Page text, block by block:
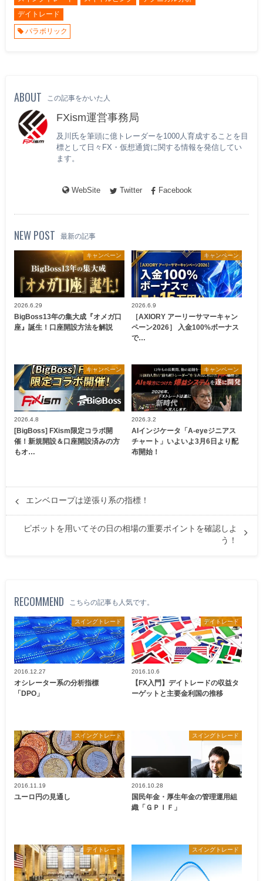
デイトレード
パラボリック
ABOUT この記事をかいた人
FXism運営事務局
及川氏を筆頭に億トレーダーを1000人育成することを目
標として日々FX・仮想通貨に関する情報を発信してい
ます。
WebSite Twitter Facebook
NEW POST 最新の記事
キャンペーン
2026.6.29
BigBoss13年の集大成『オメガ口
座』誕生！口座開設方法を解説
キャンペーン
2026.6.9
［AXIORY アーリーサマーキャン
ペーン2026］ 入金100%ボーナス
で…
キャンペーン
2026.4.8
[BigBoss] FXism限定コラボ開
催！新規開設＆口座開設済みの方
もオ…
キャンペーン
2026.3.2
AIインジケータ「A-eyeジニアス
チャート」いよいよ3月6日より配
布開始！
エンベロープは逆張り系の指標！
ピボットを用いてその日の相場の重要ポイントを確認しよ
う！
RECOMMEND こちらの記事も人気です。
スイングトレード
2016.12.27
オシレーター系の分析指標
「DPO」
デイトレード
2016.10.6
【FX入門】デイトレードの収益タ
ーゲットと主要金利国の推移
スイングトレード
2016.11.19
ユーロ円の見通し
スイングトレード
2016.10.28
国民年金・厚生年金の管理運用組
織「ＧＰＩＦ」
デイトレード スイングトレード